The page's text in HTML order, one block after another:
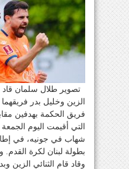
تصوير طلال سلمان قاد
الزين وخليل بدر
فريق الحكمة بهدفين
التي أقيمت اليوم
شهاب في جونيه، في
وقاد قام الثنائي الزين